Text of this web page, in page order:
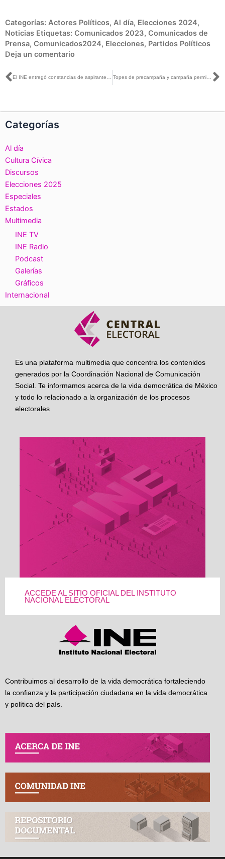
Categorías: Actores Políticos, Al día, Elecciones 2024,
Noticias Etiquetas: Comunicados 2023, Comunicados de
Prensa, Comunicados2024, Elecciones, Partidos Políticos
Deja un comentario
Ant Topes de precampaña y campaña permiten a quienes aspiran a un cargo público competir en condiciones igualitarias: Dania Ravel con Samuel Prieto
Categorías
Al día
Cultura Cívica
Discursos
Elecciones 2025
Especiales
Estados
Multimedia
INE TV
INE Radio
Podcast
Galerías
Gráficos
Internacional
Es una plataforma multimedia que concentra los contenidos
generados por la Coordinación Nacional de Comunicación
Social. Te informamos acerca de la vida democrática de México
y todo lo relacionado a la organización de los procesos
electorales
ACCEDE AL SITIO OFICIAL DEL INSTITUTO
NACIONAL ELECTORAL
Contribuimos al desarrollo de la vida democrática fortaleciendo
la confianza y la participación ciudadana en la vida democrática
y política del país.